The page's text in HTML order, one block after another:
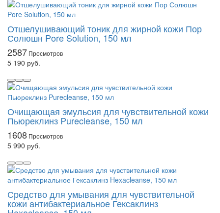
Отшелушивающий тоник для жирной кожи Пор
Солюшн Pore Solution, 150 мл
2587
5 190 руб.
Очищающая эмульсия для чувствительной кожи
Пьюреклинз Purecleanse, 150 мл
1608
5 990 руб.
Средство для умывания для чувствительной
кожи антибактериальное Гексаклинз